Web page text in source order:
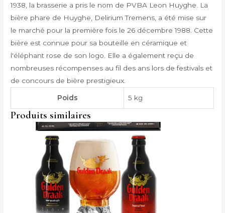
1938, la brasserie a pris le nom de PVBA Leon Huyghe. La
bière phare de Huyghe, Delirium Tremens, a été mise sur
le marché pour la première fois le 26 décembre 1988. Cette
bière est connue pour sa bouteille en céramique et
l'éléphant rose de son logo. Elle a également reçu de
nombreuses récompenses au fil des ans lors de festivals et
de concours de bière prestigieux.
Poids 5 kg
Produits similaires